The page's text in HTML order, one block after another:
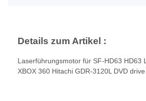
Details zum Artikel :
Laserführungsmotor für SF-HD63 HD63
XBOX 360 Hitachi GDR-3120L DVD